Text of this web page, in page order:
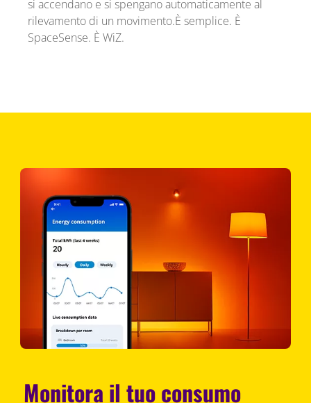
si accendano e si spengano automaticamente al
rilevamento di un movimento.È semplice. È
SpaceSense. È WiZ.
Monitora il tuo consumo